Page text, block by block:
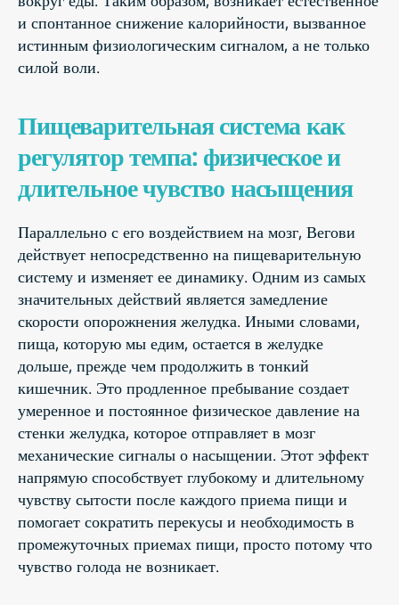
и спонтанное снижение калорийности, вызванное
истинным физиологическим сигналом, а не только
силой воли.
Пищеварительная система как
регулятор темпа: физическое и
длительное чувство насыщения
Параллельно с его воздействием на мозг, Вегови
действует непосредственно на пищеварительную
систему и изменяет ее динамику. Одним из самых
значительных действий является замедление
скорости опорожнения желудка. Иными словами,
пища, которую мы едим, остается в желудке
дольше, прежде чем продолжить в тонкий
кишечник. Это продленное пребывание создает
умеренное и постоянное физическое давление на
стенки желудка, которое отправляет в мозг
механические сигналы о насыщении. Этот эффект
напрямую способствует глубокому и длительному
чувству сытости после каждого приема пищи и
помогает сократить перекусы и необходимость в
промежуточных приемах пищи, просто потому что
чувство голода не возникает.